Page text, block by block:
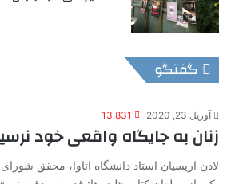
گفتگو
آوریل 23, 2020 13,831
زنان به جایگاه واقعی خود
لادن اریسیان استاد دانشگاه اتاوا، محقق